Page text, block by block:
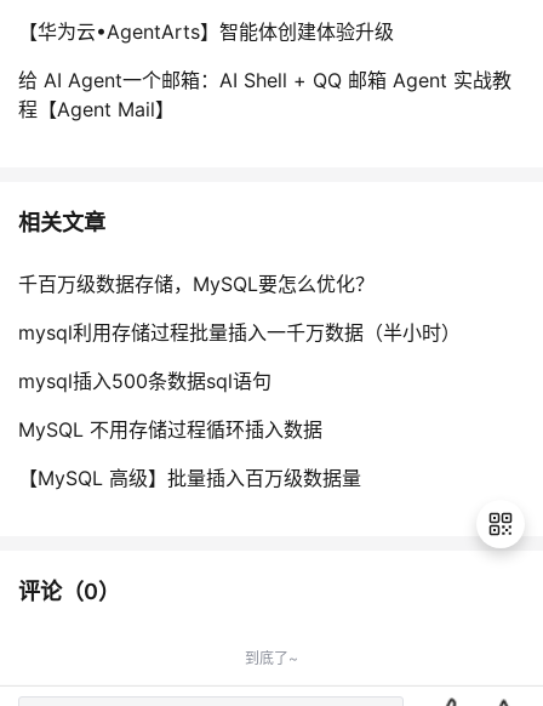
【华为云•AgentArts】智能体创建体验升级
给 AI Agent一个邮箱：AI Shell + QQ 邮箱 Agent 实战教
程【Agent Mail】
相关文章
千百万级数据存储，MySQL要怎么优化？
mysql利用存储过程批量插入一千万数据（半小时）
mysql插入500条数据sql语句
MySQL 不用存储过程循环插入数据
【MySQL 高级】批量插入百万级数据量
评论（0）
到底了~